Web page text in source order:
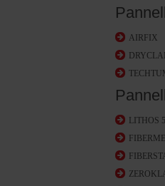
AIRFIX
LITHOS 5